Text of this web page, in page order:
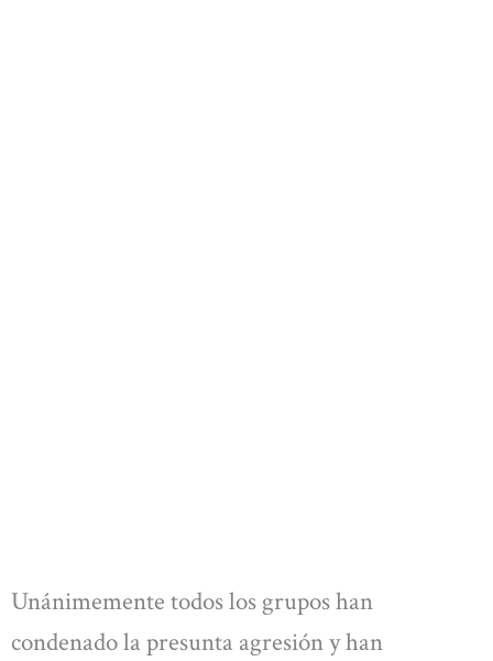
Unánimemente todos los grupos han
condenado la presunta agresión y han